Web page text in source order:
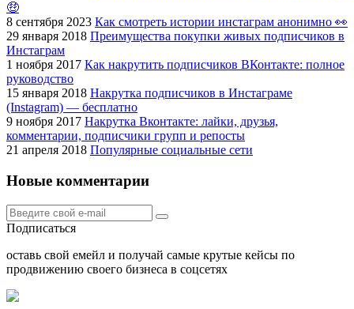
🤑
8 сентября 2023 Как смотреть истории инстаграм анонимно 👀
29 января 2018 Преимущества покупки живых подписчиков в
Инстаграм
1 ноября 2017 Как накрутить подписчиков ВКонтакте: полное
руководство
15 января 2018 Накрутка подписчиков в Инстаграме
(Instagram) — бесплатно
9 ноября 2017 Накрутка Вконтакте: лайки, друзья,
комментарии, подписчики групп и репосты
21 апреля 2018 Популярные социальные сети
Новые комментарии
Подписаться
оставь свой емейл и получай самые крутые кейсы по
продвижению своего бизнеса в соцсетях